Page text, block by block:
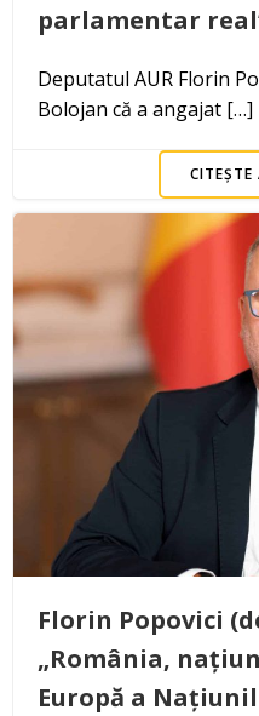
parlamentar
Deputatul AUR Florin
Bolojan că a angajat […]
CITEȘTE
Florin Popovici
„România,
Europă a